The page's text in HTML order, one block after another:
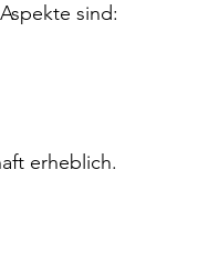
sind:
erheblich.